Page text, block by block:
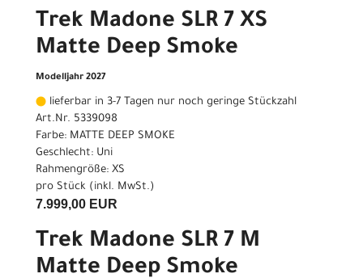
Trek Madone SLR 7 XS
Matte Deep Smoke
Modelljahr 2027
lieferbar in 3-7 Tagen nur noch geringe Stückzahl
Art.Nr. 5339098
Farbe: MATTE DEEP SMOKE
Geschlecht: Uni
Rahmengröße: XS
pro Stück (inkl. MwSt.)
7.999,00 EUR
Trek Madone SLR 7 M
Matte Deep Smoke